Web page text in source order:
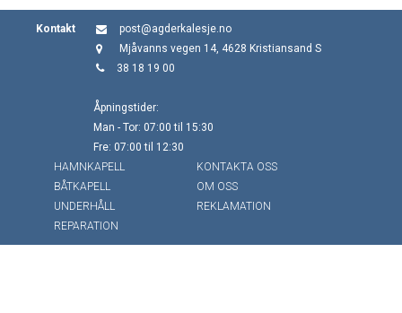
Kontakt
post@agderkalesje.no
Mjåvanns vegen 14, 4628 Kristiansand S
38 18 19 00
Åpningstider:
Man - Tor: 07:00 til 15:30
Fre: 07:00 til 12:30
HAMNKAPELL
BÅTKAPELL
UNDERHÅLL
REPARATION
KONTAKTA OSS
OM OSS
REKLAMATION